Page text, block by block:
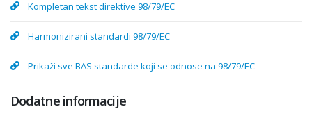
Kompletan tekst direktive 98/79/EC
Harmonizirani standardi 98/79/EC
Prikaži sve BAS standarde koji se odnose na 98/79/EC
Dodatne informacije